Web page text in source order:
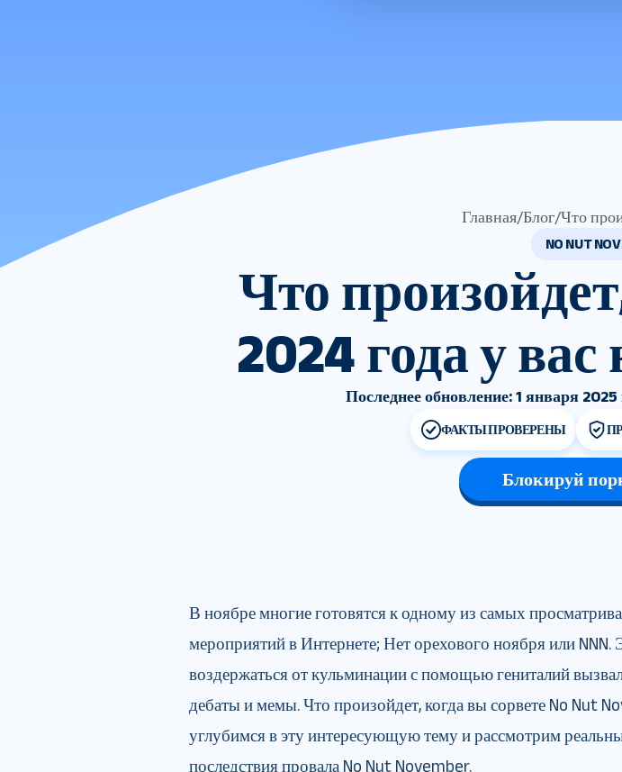
Главная/Блог/Что
NO NUT
Что
2024 года у вас
Последнее обновление: 1 января
ФАКТЫ ПРОВЕРЕНЫ
Блокируй
В ноябре многие готовятся к одному из самых
мероприятий в Интернете; Нет орехового ноября или
воздержаться от кульминации с помощью гениталий
дебаты и мемы. Что произойдет, когда вы сорвете No Nut
углубимся в эту интересующую тему и рассмотрим
последствия провала No Nut November.